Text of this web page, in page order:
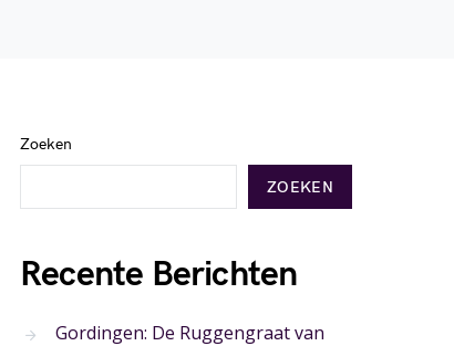
Zoeken
ZOEKEN
Recente Berichten
Gordingen: De Ruggengraat van